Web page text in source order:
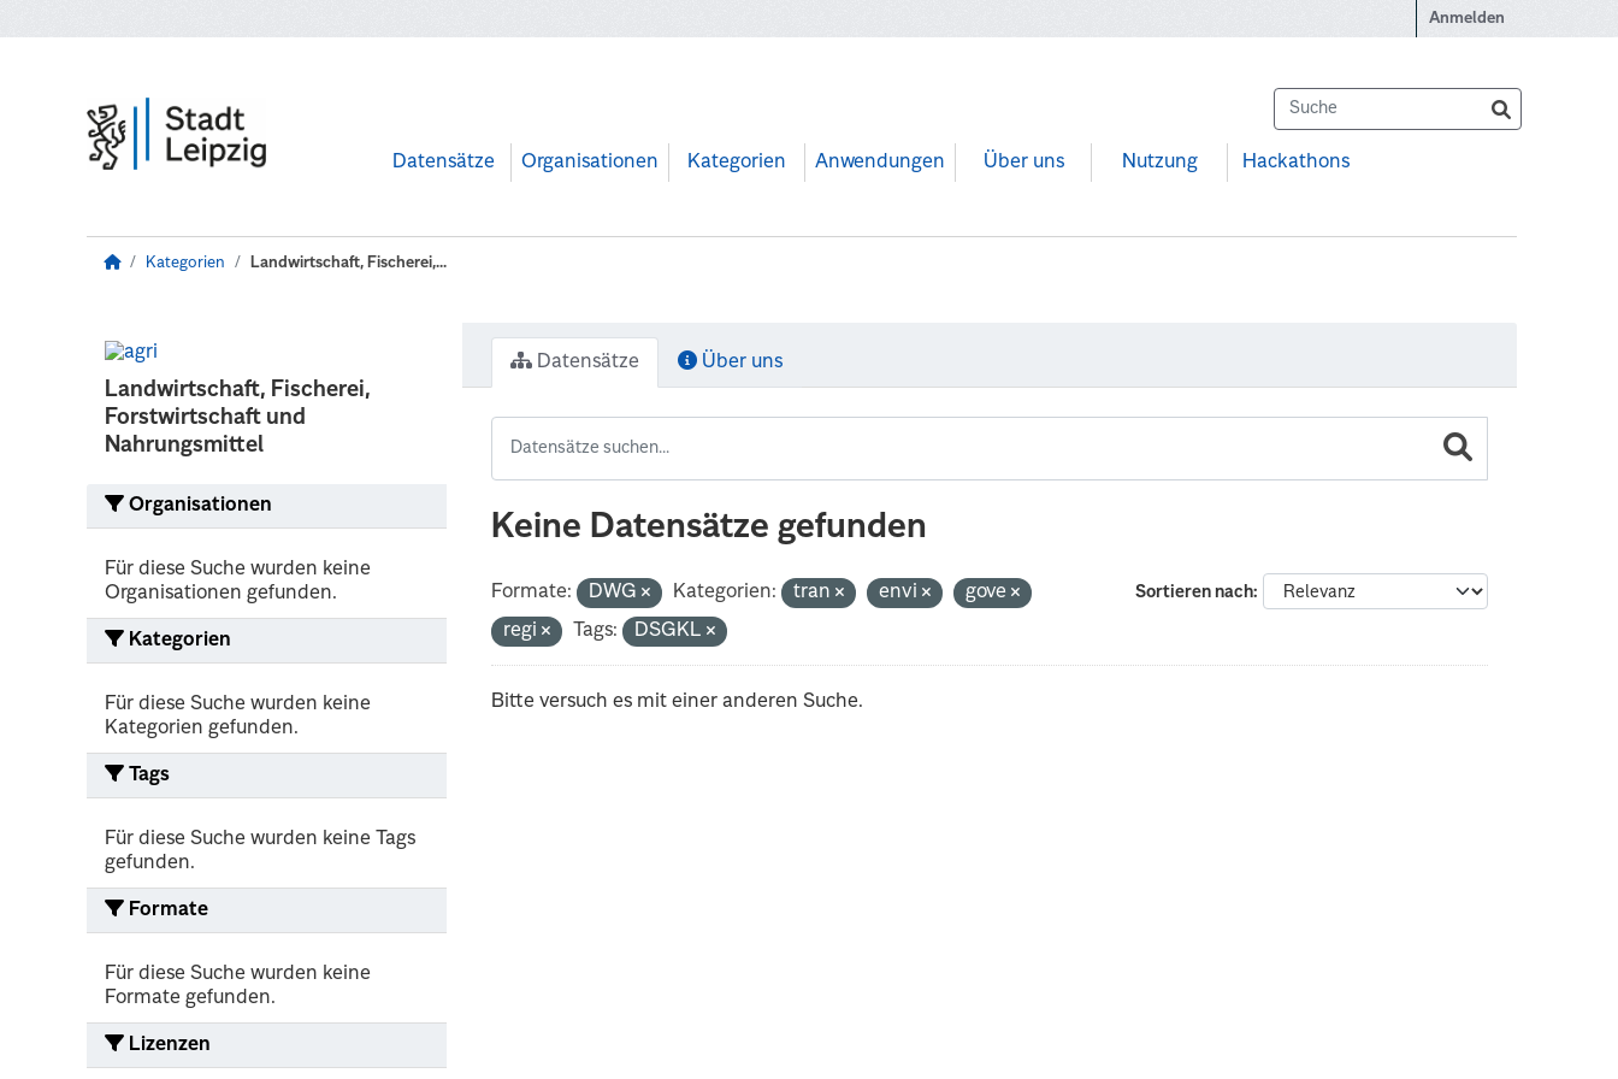
Anmelden
Datensätze Organisationen Kategorien Anwendungen Über uns Nutzung Hackathons
Kategorien Landwirtschaft, Fischerei,...
Landwirtschaft, Fischerei,
Forstwirtschaft und
Nahrungsmittel
Organisationen
Für diese Suche wurden keine
Organisationen gefunden.
Kategorien
Für diese Suche wurden keine
Kategorien gefunden.
Tags
Für diese Suche wurden keine Tags
gefunden.
Formate
Für diese Suche wurden keine
Formate gefunden.
Lizenzen
Datensätze Über uns
Keine Datensätze gefunden
Sortieren nach
Formate: DWG Kategorien: tran envi
gove
regi
Tags: DSGKL
Bitte versuch es mit einer anderen Suche.